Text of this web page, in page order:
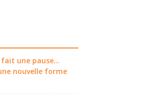
fait une pause...
nouvelle forme